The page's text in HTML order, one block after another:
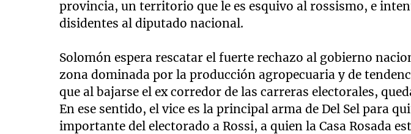
provincia, un territorio que le es esquivo al rossismo, e
disidentes al diputado nacional.
Solomón espera rescatar el fuerte rechazo al gobierno
zona dominada por la producción agropecuaria y de
que al bajarse el ex corredor de las carreras electorales,
En ese sentido, el vice es la principal arma de Del Sel para
importante del electorado a Rossi, a quien la Casa Rosada